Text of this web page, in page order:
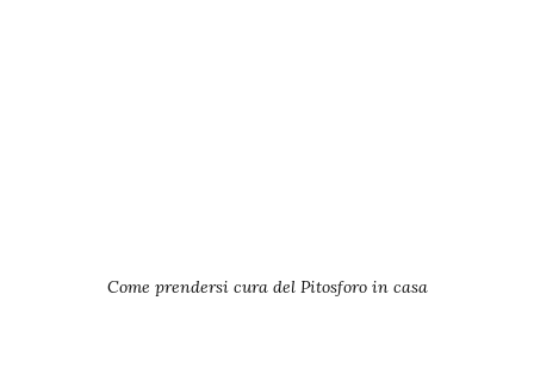
Come prendersi cura del Pitosforo in casa